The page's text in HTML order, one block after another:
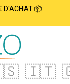
D'ACHAT 📦
🇮🇹